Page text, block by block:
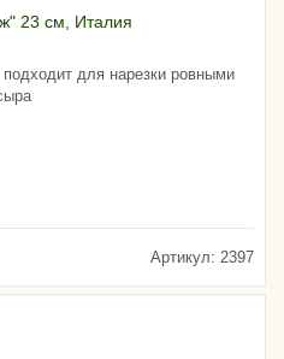
23 см, Италия
для нарезки ровными
Артикул: 2397